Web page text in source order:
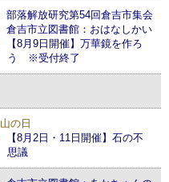
部落解放研究第54回倉吉市集会
倉吉市立図書館：おはなしかい
【8月9日開催】万華鏡を作ろ
う ※受付終了
山の日
【8月2日・11日開催】石の不
思議